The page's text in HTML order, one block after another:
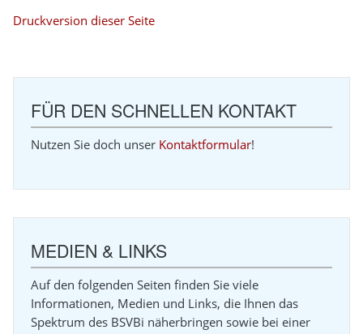
Druckversion dieser Seite
FÜR DEN SCHNELLEN KONTAKT
Nutzen Sie doch unser Kontaktformular!
MEDIEN & LINKS
Auf den folgenden Seiten finden Sie viele
Informationen, Medien und Links, die Ihnen das
Spektrum des BSVBi näherbringen sowie bei einer